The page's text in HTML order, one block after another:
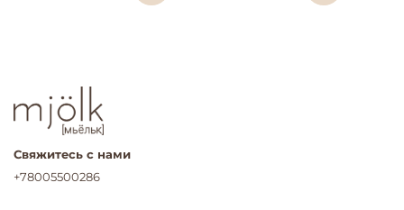
Свяжитесь с нами
+78005500286